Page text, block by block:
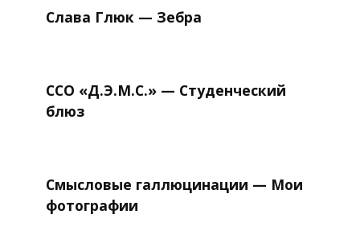
Слава Глюк — Зебра
ССО «Д.Э.М.С.» — Студенческий
блюз
Смысловые галлюцинации — Мои
фотографии